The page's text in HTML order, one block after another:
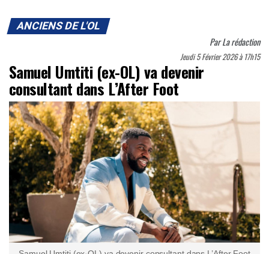
ANCIENS DE L'OL
ParLa rédaction
Jeudi 5 Février 2026 à 17h15
Samuel Umtiti (ex-OL) va devenir
consultant dans L’After Foot